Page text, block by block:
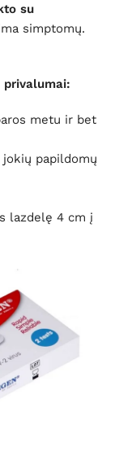
su
simptomų.
privalumai:
metu ir bet
papildomų
lazdelę 4 cm į